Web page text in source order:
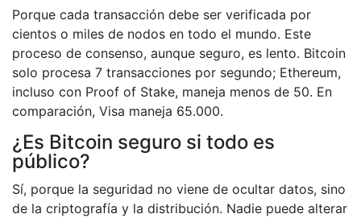
Porque cada transacción debe ser verificada por
cientos o miles de nodos en todo el mundo. Este
proceso de consenso, aunque seguro, es lento. Bitcoin
solo procesa 7 transacciones por segundo; Ethereum,
incluso con Proof of Stake, maneja menos de 50. En
comparación, Visa maneja 65.000.
¿Es Bitcoin seguro si todo es
público?
Sí, porque la seguridad no viene de ocultar datos, sino
de la criptografía y la distribución. Nadie puede alterar